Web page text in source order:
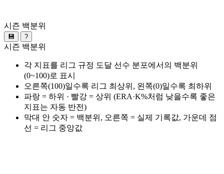
시즌 백분위
💾 ?
시즌 백분위
각 지표를 리그 규정 도달 선수 분포에서의 백분위
(0~100)로 표시
오른쪽(100)일수록 리그 최상위, 왼쪽(0)일수록 최하위
파랑 = 하위 · 빨강 = 상위 (ERA·K%처럼 낮을수록 좋은
지표는 자동 반전)
막대 안 숫자 = 백분위, 오른쪽 = 실제 기록값, 가운데 점
선 = 리그 중앙값